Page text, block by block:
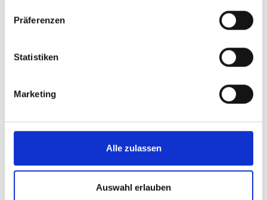
Präferenzen
Statistiken
Marketing
Alle zulassen
Auswahl erlauben
Produktgalerie überspringen
Das könnte Sie auch interessieren